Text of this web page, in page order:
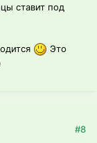
ставит под
Это
#8